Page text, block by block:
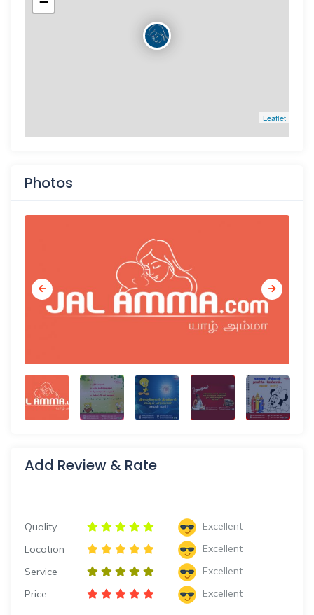
Leaflet
Photos
Add Review & Rate
Quality
Excellent
Location
Excellent
Service
Excellent
Price
Excellent